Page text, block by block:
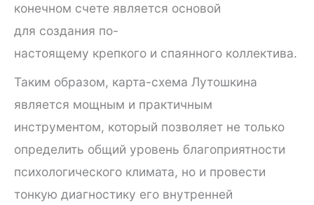
конечном счете является основой
для создания по-
настоящему крепкого и спаянного коллектива.
Таким образом, карта-схема Лутошкина
является мощным и практичным
инструментом, который позволяет не только
определить общий уровень благоприятности
психологического климата, но и провести
тонкую диагностику его внутренней